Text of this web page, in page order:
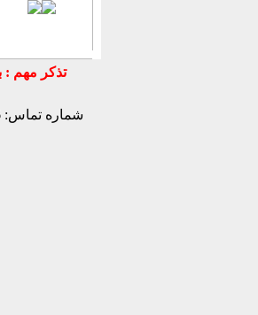
شماره تماس: 00984132858296 - 00984132858297- 00984132858298 - 00989147772830 - 00989141170307 -